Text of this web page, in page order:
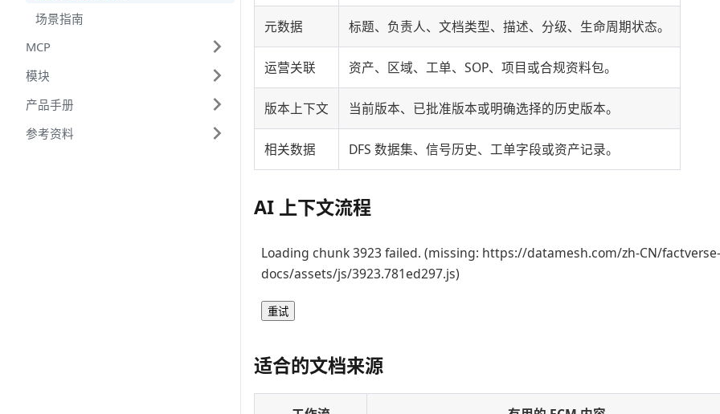
场景指南
MCP
模块
产品手册
参考资料
元数据 标题、负责人、文档类型、描述、分级、生命周期状态。
运营关联 资产、区域、工单、SOP、项目或合规资料包。
版本上下文 当前版本、已批准版本或明确选择的历史版本。
相关数据 DFS 数据集、信号历史、工单字段或资产记录。
AI 上下文流程
Loading chunk 3923 failed. (missing: https://datamesh.com/zh-CN/factverse-
docs/assets/js/3923.781ed297.js)
重试
适合的文档来源